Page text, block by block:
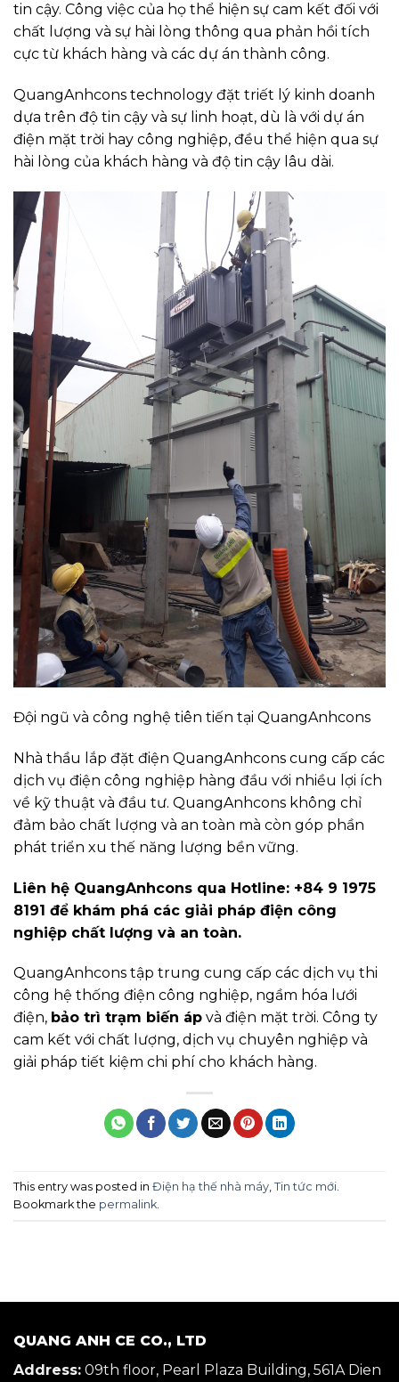
tin cậy. Công việc của họ thể hiện sự cam kết đối với
chất lượng và sự hài lòng thông qua phản hồi tích
cực từ khách hàng và các dự án thành công.
QuangAnhcons technology đặt triết lý kinh doanh
dựa trên độ tin cậy và sự linh hoạt, dù là với dự án
điện mặt trời hay công nghiệp, đều thể hiện qua sự
hài lòng của khách hàng và độ tin cậy lâu dài.
Đội ngũ và công nghệ tiên tiến tại QuangAnhcons
Nhà thầu lắp đặt điện QuangAnhcons cung cấp các
dịch vụ điện công nghiệp hàng đầu với nhiều lợi ích
về kỹ thuật và đầu tư. QuangAnhcons không chỉ
đảm bảo chất lượng và an toàn mà còn góp phần
phát triển xu thế năng lượng bền vững.
Liên hệ QuangAnhcons qua Hotline: +84 9 1975
8191 để khám phá các giải pháp điện công
nghiệp chất lượng và an toàn.
QuangAnhcons tập trung cung cấp các dịch vụ thi
công hệ thống điện công nghiệp, ngầm hóa lưới
điện, bảo trì trạm biến áp và điện mặt trời. Công ty
cam kết với chất lượng, dịch vụ chuyên nghiệp và
giải pháp tiết kiệm chi phí cho khách hàng.
This entry was posted in Điện hạ thế nhà máy Tin tức mới
Bookmark the permalink
QUANG ANH CE CO., LTD
Address: 09th floor, Pearl Plaza Building, 561A Dien